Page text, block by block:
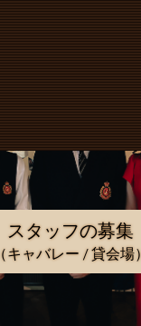
スタッフの募集
（キャバレー / 貸会場）